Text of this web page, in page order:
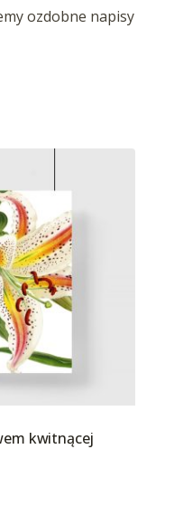
ozdobne napisy
kwitnącej